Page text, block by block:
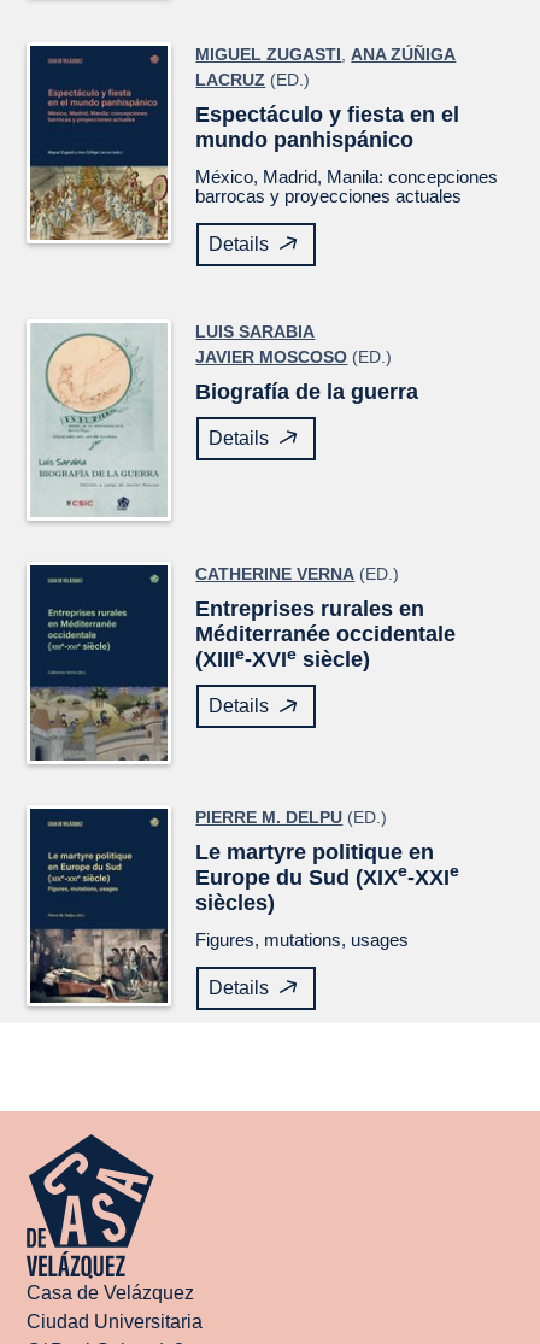
MIGUEL ZUGASTI ,ANA ZÚÑIGA
LACRUZ (ED.)
Espectáculo y fiesta en el
mundo panhispánico
México, Madrid, Manila: concepciones
barrocas y proyecciones actuales
Details
LUIS SARABIA
JAVIER MOSCOSO (ED.)
Biografía de la guerra
Details
CATHERINE VERNA (ED.)
Entreprises rurales en
Méditerranée occidentale
(XIIIe-XVIe siècle)
Details
PIERRE M. DELPU (ED.)
Le martyre politique en
Europe du Sud (XIXe-XXIe
siècles)
Figures, mutations, usages
Details
Casa de Velázquez
Ciudad Universitaria